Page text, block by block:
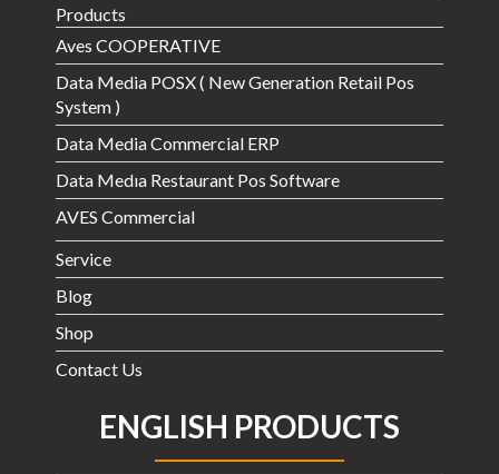
Products
Aves COOPERATIVE
Data Media POSX ( New Generation Retail Pos
System )
Data Media Commercial ERP
Data Medıa Restaurant Pos Software
AVES Commercial
Service
Blog
Shop
Contact Us
ENGLISH PRODUCTS